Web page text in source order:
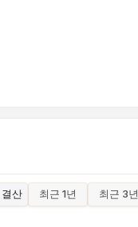
결산 최근 1년 최근 3년